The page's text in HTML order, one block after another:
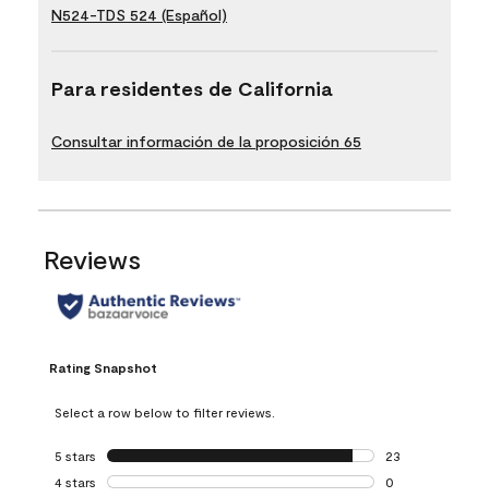
N524-TDS 524 (Español)
Para residentes de California
Consultar información de la proposición 65
Reviews
Rating Snapshot
Select a row below to filter reviews.
5 stars stars
23
23 reviews with
4 stars stars
0